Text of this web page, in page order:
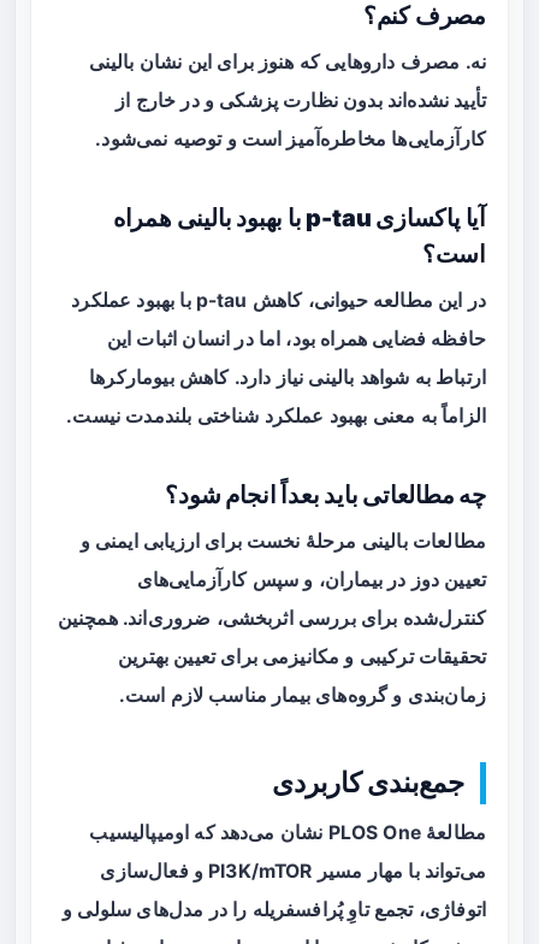
مصرف کنم؟
نه. مصرف داروهایی که هنوز برای این نشان بالینی
تأیید نشده‌اند بدون نظارت پزشکی و در خارج از
کارآزمایی‌ها مخاطره‌آمیز است و توصیه نمی‌شود.
آیا پاکسازی p-tau با بهبود بالینی همراه
است؟
در این مطالعه حیوانی، کاهش p-tau با بهبود عملکرد
حافظه فضایی همراه بود، اما در انسان اثبات این
ارتباط به شواهد بالینی نیاز دارد. کاهش بیومارکرها
الزاماً به معنی بهبود عملکرد شناختی بلندمدت نیست.
چه مطالعاتی باید بعداً انجام شود؟
مطالعات بالینی مرحلهٔ نخست برای ارزیابی ایمنی و
تعیین دوز در بیماران، و سپس کارآزمایی‌های
کنترل‌شده برای بررسی اثربخشی، ضروری‌اند. همچنین
تحقیقات ترکیبی و مکانیزمی برای تعیین بهترین
زمان‌بندی و گروه‌های بیمار مناسب لازم است.
جمع‌بندی کاربردی
مطالعهٔ PLOS One نشان می‌دهد که
اومیپالیسیب
می‌تواند با مهار مسیر PI3K/mTOR و فعال‌سازی
اتوفاژی، تجمع تاوِ پُرافسفریله را در مدل‌های سلولی و